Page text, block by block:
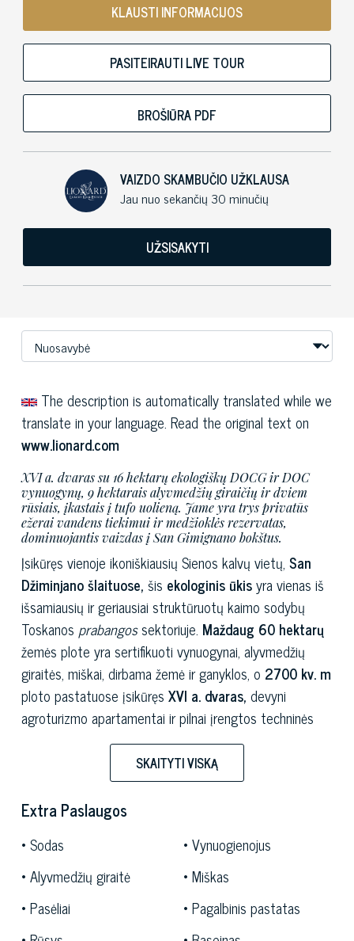
KLAUSTI INFORMACIJOS
PASITEIRAUTI LIVE TOUR
BROŠIŪRA PDF
VAIZDO SKAMBUČIO UŽKLAUSA
Jau nuo sekančių 30 minučių
UŽSISAKYTI
The description is automatically translated while we
translate in your language. Read the original text on
www.lionard.com
XVI a. dvaras su 16 hektarų ekologiškų DOCG ir DOC
vynuogynų, 9 hektarais alyvmedžių giraičių ir dviem
rūsiais, įkastais į tufo uolieną. Jame yra trys privatūs
ežerai vandens tiekimui ir medžioklės rezervatas,
dominuojantis vaizdas į San Gimignano bokštus.
Įsikūręs vienoje ikoniškiausių Sienos kalvų vietų, San
Džiminjano šlaituose, šis ekologinis ūkisyra vienas iš
išsamiausių ir geriausiai struktūruotų kaimo sodybų
Toskanos prabangossektoriuje. Maždaug 60 hektarų
žemės plote yra sertifikuoti vynuogynai, alyvmedžių
giraitės, miškai, dirbama žemė ir ganyklos, o 2700 kv. m
ploto pastatuose įsikūręs XVI a. dvaras, devyni
agroturizmo apartamentai ir pilnai įrengtos techninės
bei gamybos patalpos. 350 metrų aukštis virš jūros
viduramžių bokštų
Via Francigenakelio suteikia dvarui
pastebimumo ir simbolinės vertės, kurią sunku atkartoti.
Istorinė dvaro širdis –
XVI a. dvaras,visiškai
terakotos grindys, medinės lubų sijos ir židiniai,
primenantys autentišką geriausių Toskanos kaimo namų
atmosferą. Aplink jį yra devyni apartamentai, sudarantys
SKAITYTI VISKĄ
Extra Paslaugos
Sodas
Vynuogienojus
Alyvmedžių giraitė
Miškas
Pasėliai
Pagalbinis pastatas